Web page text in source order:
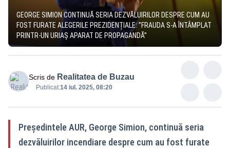
GEORGE SIMION CONTINUĂ SERIA DEZVĂLUIRILOR DESPRE CUM AU
FOST FURATE ALEGERILE PREZIDENȚIALE: ”FRAUDA S-A ÎNTÂMPLAT
PRINTR-UN URIAȘ APARAT DE PROPAGANDĂ”
Scris de Realitatea de Buzau
Publicat:14 iul. 2025, 08:20
Președintele AUR, George Simion, continuă seria
dezvăluirilor incendiare despre cum au fost furate